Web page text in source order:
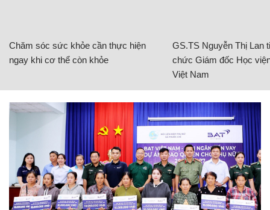
Chăm sóc sức khỏe cần thực hiện
ngay khi cơ thể còn khỏe
GS.TS Nguyễn Thị Lan
chức Giám đốc Học
Việt Nam